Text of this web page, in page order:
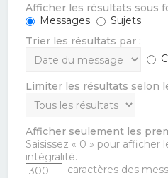
Afficher les résultats sous
Messages
Sujets
Trier les résultats par :
Limiter les résultats selon
Afficher seulement les
Saisissez « 0 » pour afficher
intégralité.
caractères des